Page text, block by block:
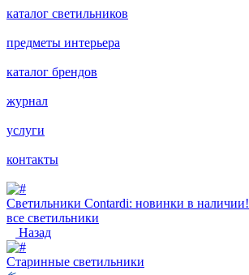
каталог светильников
предметы интерьера
каталог брендов
журнал
услуги
контакты
Светильники Contardi: новинки в наличии!
все светильники
Назад
Старинные светильники